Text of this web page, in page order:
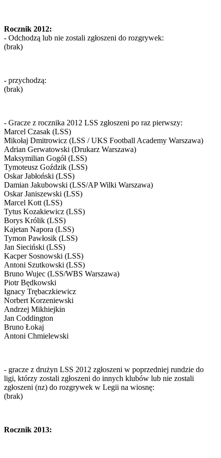
Rocznik 2012:
- Odchodzą lub nie zostali zgłoszeni do rozgrywek:
(brak)
- przychodzą:
(brak)
- Gracze z rocznika 2012 LSS zgłoszeni po raz pierwszy:
Marcel Czasak (LSS)
Mikołaj Dmitrowicz (LSS / UKS Football Academy Warszawa)
Adrian Gerwatowski (Drukarz Warszawa)
Maksymilian Gogół (LSS)
Tymoteusz Goździk (LSS)
Oskar Jabłoński (LSS)
Damian Jakubowski (LSS/AP Wilki Warszawa)
Oskar Janiszewski (LSS)
Marcel Kott (LSS)
Tytus Kozakiewicz (LSS)
Borys Królik (LSS)
Kajetan Napora (LSS)
Tymon Pawłosik (LSS)
Jan Sieciński (LSS)
Kacper Sosnowski (LSS)
Antoni Szutkowski (LSS)
Bruno Wujec (LSS/WBS Warszawa)
Piotr Będkowski
Ignacy Trębaczkiewicz
Norbert Korzeniewski
Andrzej Mikhiejkin
Jan Coddington
Bruno Łokaj
Antoni Chmielewski
- gracze z drużyn LSS 2012 zgłoszeni w poprzedniej rundzie do
ligi, którzy zostali zgłoszeni do innych klubów lub nie zostali
zgłoszeni (nz) do rozgrywek w Legii na wiosnę:
(brak)
Rocznik 2013: